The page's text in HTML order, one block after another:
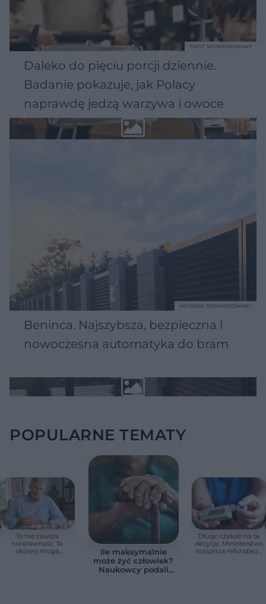
Daleko do pięciu porcji dziennie.
Badanie pokazuje, jak Polacy
naprawdę jedzą warzywa i owoce
TEKST SPONSOROWANY
Beninca. Najszybsza, bezpieczna i
nowoczesna automatyka do bram
MATERIAŁ SPONSOROWANY
POPULARNE TEMATY
To nie zawsze
niestrawność. Te
objawy mogą
Ile maksymalnie
może żyć człowiek?
Naukowcy podali
Długo czekali na tę
decyzję. Ministerstwo
rozszerza refundację